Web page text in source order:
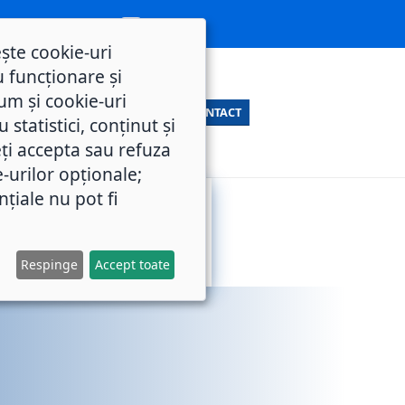
CONTACT
cookie-uri
funcționare și
și cookie-uri
statistici, conținut și
accepta sau refuza
urilor opționale;
nu pot fi
Respinge Accept toate